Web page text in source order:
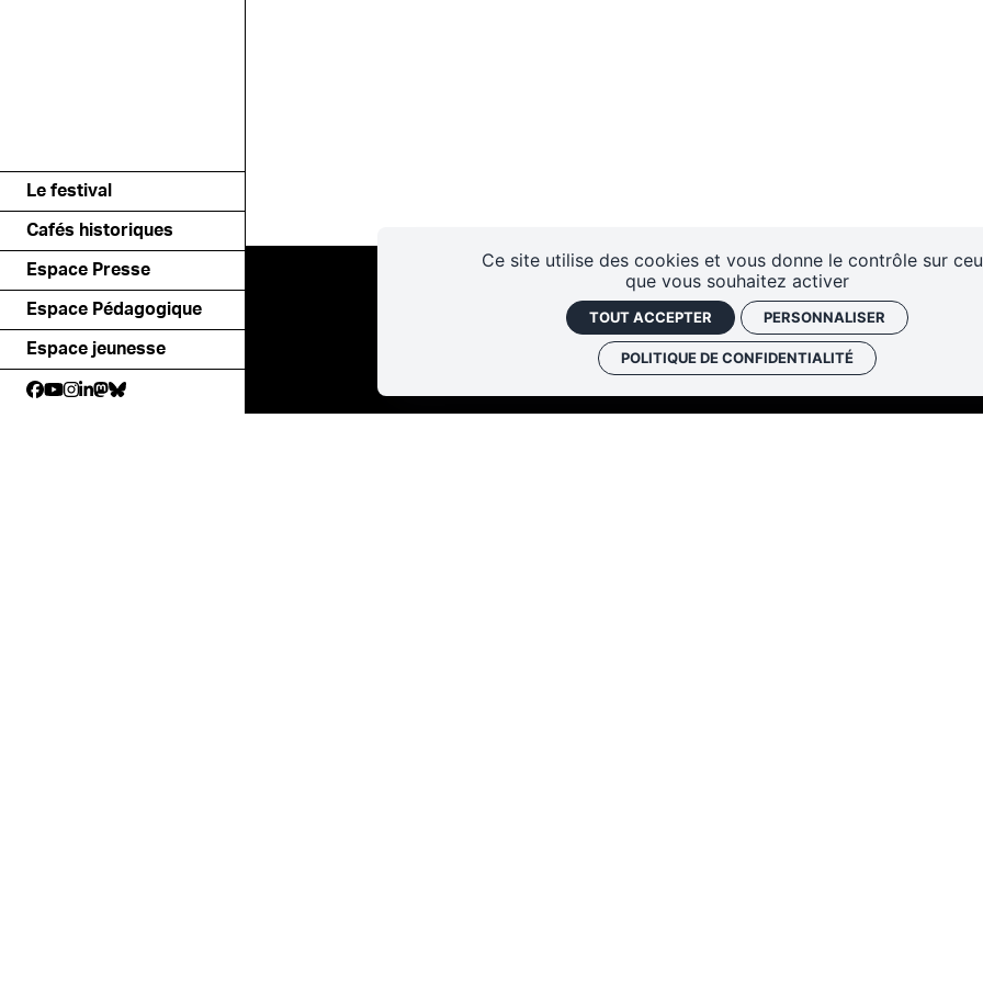
Ce site utilise des cookies et vous donne le contrôle sur
que vous souhaitez activer
TOUT ACCEPTER PERSONNALISER
POLITIQUE DE CONFIDENTIALITÉ
Le festival
Cafés historiques
Espace Presse
Espace Pédagogique
Espace jeunesse
Les cafés Faire un don